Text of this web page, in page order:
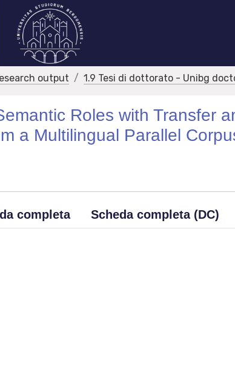
output 1.9 Tesi di dottorato - Unibg
Roles with Transfer
a Multilingual Parallel
completa Scheda completa (DC)